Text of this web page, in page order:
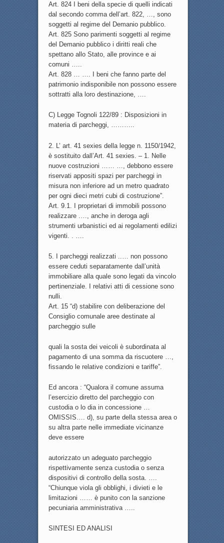
Art. 824 I beni della specie di quelli indicati
dal secondo comma dell’art. 822, …, sono
soggetti al regime del Demanio pubblico.
Art. 825 Sono parimenti soggetti al regime
del Demanio pubblico i diritti reali che
spettano allo Stato, alle province e ai
comuni …..
Art. 828 … …. I beni che fanno parte del
patrimonio indisponibile non possono essere
sottratti alla loro destinazione, ….
C) Legge Tognoli 122/89 : Disposizioni in
materia di parcheggi, ………..
2. L’ art. 41 sexies della legge n. 1150/1942,
è sostituito dall’Art. 41 sexies. – 1. Nelle
nuove costruzioni …… …, debbono essere
riservati appositi spazi per parcheggi in
misura non inferiore ad un metro quadrato
per ogni dieci metri cubi di costruzione”.
Art. 9.1. I proprietari di immobili possono
realizzare .…, anche in deroga agli
strumenti urbanistici ed ai regolamenti edilizi
vigenti. . ….
5. I parcheggi realizzati ..… non possono
essere ceduti separatamente dall’unità
immobiliare alla quale sono legati da vincolo
pertinenziale. I relativi atti di cessione sono
nulli.
Art. 15 “d) stabilire con deliberazione del
Consiglio comunale aree destinate al
parcheggio sulle
quali la sosta dei veicoli è subordinata al
pagamento di una somma da riscuotere …,
fissando le relative condizioni e tariffe”.
Ed ancora : “Qualora il comune assuma
l’esercizio diretto del parcheggio con
custodia o lo dia in concessione …
OMISSIS…. d), su parte della stessa area o
su altra parte nelle immediate vicinanze
deve essere
autorizzato un adeguato parcheggio
rispettivamente senza custodia o senza
dispositivi di controllo della sosta. ….
“Chiunque viola gli obblighi, i divieti e le
limitazioni …… è punito con la sanzione
pecuniaria amministrativa …..
SINTESI ED ANALISI